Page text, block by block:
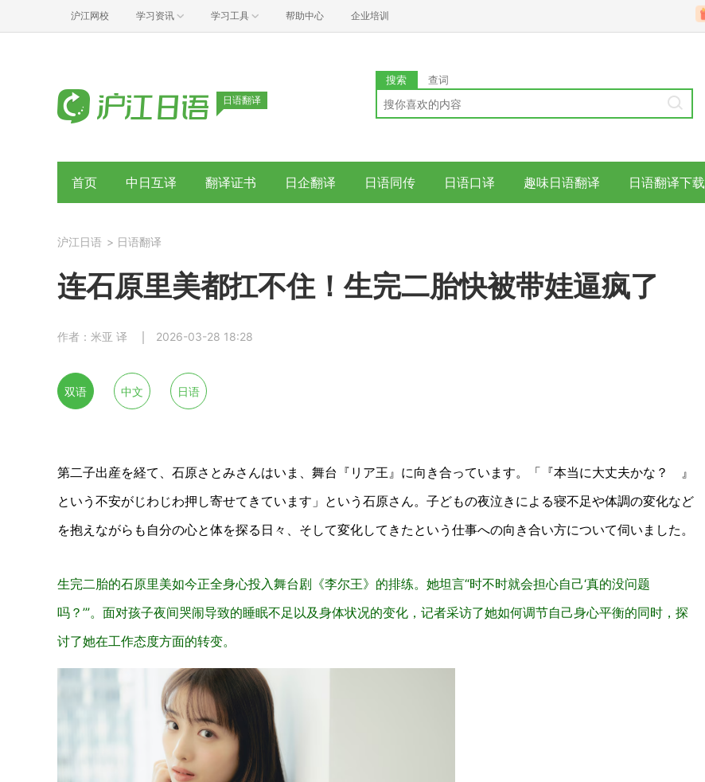
沪江网校 学习资讯 学习工具 帮助中心 企业培训
日语翻译
搜索 查词
首页 中日互译 翻译证书 日企翻译 日语同传 日语口译 趣味日语翻译 日语翻译下载
沪江日语 > 日语翻译
连石原里美都扛不住！生完二胎快被带娃逼疯了
作者：米亚 译 2026-03-28 18:28
双语 中文 日语
第二子出産を経て、石原さとみさんはいま、舞台『リア王』に向き合っています。「『本当に大丈夫かな？ 』
という不安がじわじわ押し寄せてきています」という石原さん。子どもの夜泣きによる寝不足や体調の変化など
を抱えながらも自分の心と体を探る日々、そして変化してきたという仕事への向き合い方について伺いました。
生完二胎的石原里美如今正全身心投入舞台剧《李尔王》的排练。她坦言“时不时就会担心自己‘真的没问题
吗？’”。面对孩子夜间哭闹导致的睡眠不足以及身体状况的变化，记者采访了她如何调节自己身心平衡的同时，探
讨了她在工作态度方面的转变。